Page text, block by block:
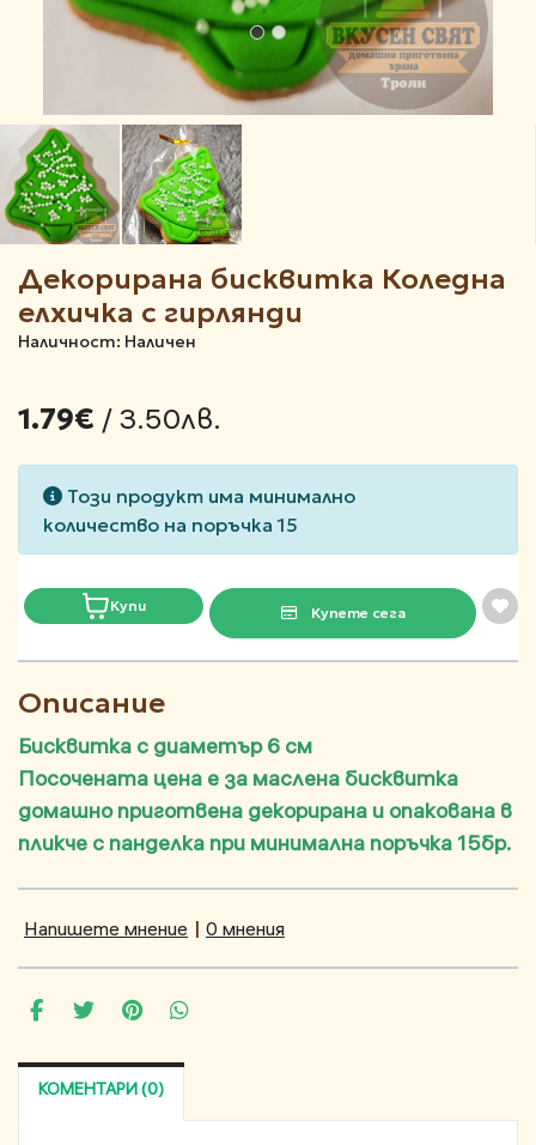
Декорирана бисквитка Коледна
елхичка с гирлянди
Наличност: Наличен
1.79€ / 3.50лв.
Този продукт има минимално
количество на поръчка 15
Купи Купете сега
Описание
Бисквитка с диаметър 6 см
Посочената цена е за маслена бисквитка
домашно приготвена декорирана и опакована в
пликче с панделка при минимална поръчка 15бр.
Напишете мнение | 0 мнения
КОМЕНТАРИ (0)